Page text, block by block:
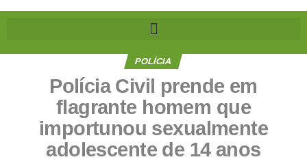
POLÍCIA
Polícia Civil prende em
flagrante homem que
importunou sexualmente
adolescente de 14 anos